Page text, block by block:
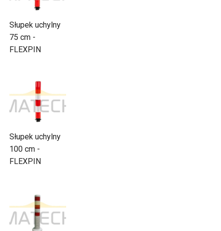
Słupek uchylny
75 cm -
FLEXPIN
Słupek uchylny
100 cm -
FLEXPIN